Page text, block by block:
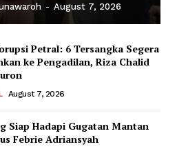
- August 7, 2026
Petral: 6 Tersangka Segera
ke Pengadilan, Riza Chalid
August 7, 2026
Siap Hadapi Gugatan Mantan
Febrie Adriansyah